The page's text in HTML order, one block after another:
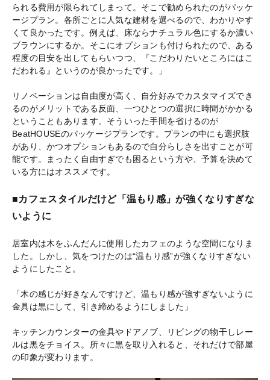
られる費用が限られてしまって。そこで勧められたのがパッケ
ージプラン。各所ごとに人気な建材を選べるので、わかりやす
くて良かったです。例えば、床ならナチュラル色にするか濃い
ブラウンにするか。そこにオプションも付けられたので、ある
程度の目安を出してもらいつつ、『こだわりたいところにはこ
だわれる』というのが良かったです。」
リノベーションは自由度が高く、自分好みでカスタマイズでき
るのがメリットである反面、一つひとつの選択に時間がかかる
ということもあります。そういった手間を省けるのが
BeatHOUSEのパッケージプランです。プランの中にも選択肢
があり、かつオプションもあるので自分らしさを出すことが可
能です。まったく自由すぎでも困るという方や、予算を決めて
いる方にはオススメです。
■カフェスタイルだけど「温もり感」が強くなりすぎな
いように
居室内は木をふんだんに使用したカフェのような空間になりま
した。しかし、気をつけたのは“温もり感”が強くなりすぎない
ようにしたこと。
「木の感じが好きなんですけど、温もり感が強すぎないように
金具は黒にして、引き締めるようにしました」
キッチンカウンターの金具やドアノブ、リビングの物干しレー
ルは黒をチョイス。所々に黒を取り入れると、それだけで部屋
の印象が変わります。